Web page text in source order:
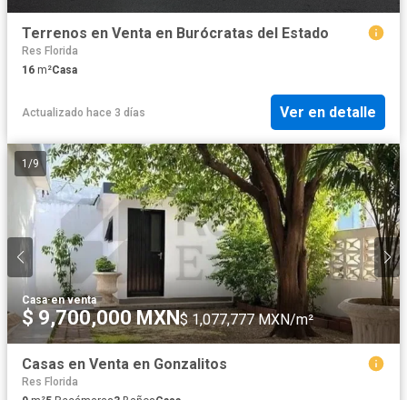
Terrenos en Venta en Burócratas del Estado
Res Florida
16 m²Casa
Actualizado hace 3 días Ver en detalle
1 /9
Casa·en venta
$ 9,700,000 MXN$ 1,077,777 MXN/m²
Casas en Venta en Gonzalitos
Res Florida